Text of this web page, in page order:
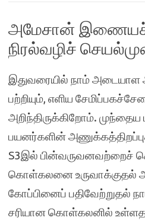
அமேசான்
நிரல்வழிச்
இதுவரையில் நாம்
பற்றியும், எளிய
அறிந்திருக்கிறோம். முந்தைய
பயனர்களின்
S3இல் பின்வருவனவற்றைச்
கொள்கலனை உருவாக்குதல்
கோப்பினைப் பதிவேற்றுதல்
சரியான கொள்கலனில்